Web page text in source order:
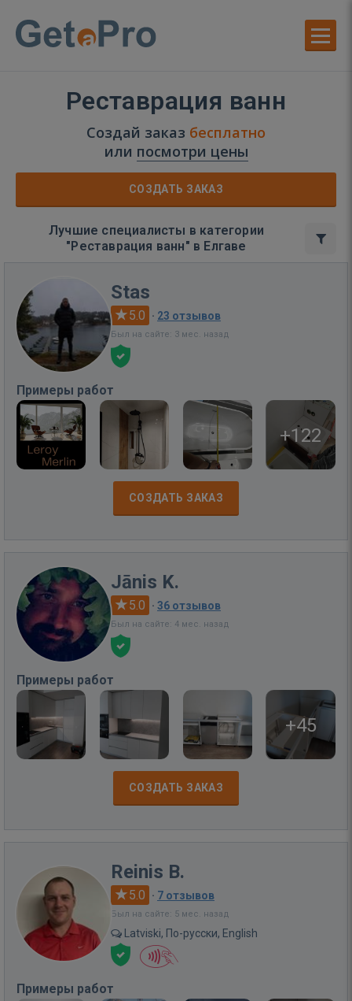
Реставрация ванн
Создай заказ бесплатно
или посмотри цены
СОЗДАТЬ ЗАКАЗ
Лучшие специалисты в категории
"Реставрация ванн" в Елгаве
Stas
5.0 · 23 отзывов
Был на сайте: 3 мес. назад
Примеры работ
+122
СОЗДАТЬ ЗАКАЗ
Jānis K.
5.0 · 36 отзывов
Был на сайте: 4 мес. назад
Примеры работ
+45
СОЗДАТЬ ЗАКАЗ
Reinis B.
5.0 · 7 отзывов
Был на сайте: 5 мес. назад
Latviski, По-русски, English
Примеры работ